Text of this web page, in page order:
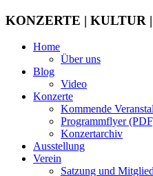
KONZERTE | KULTUR
Home
Über uns
Blog
Video
Konzerte
Kommende
Programmflyer
Konzertarchiv
Ausstellung
Verein
Satzung und